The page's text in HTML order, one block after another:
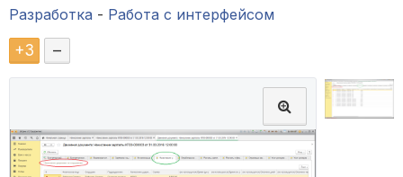
Разработка - Работа с интерфейсом
+3 –